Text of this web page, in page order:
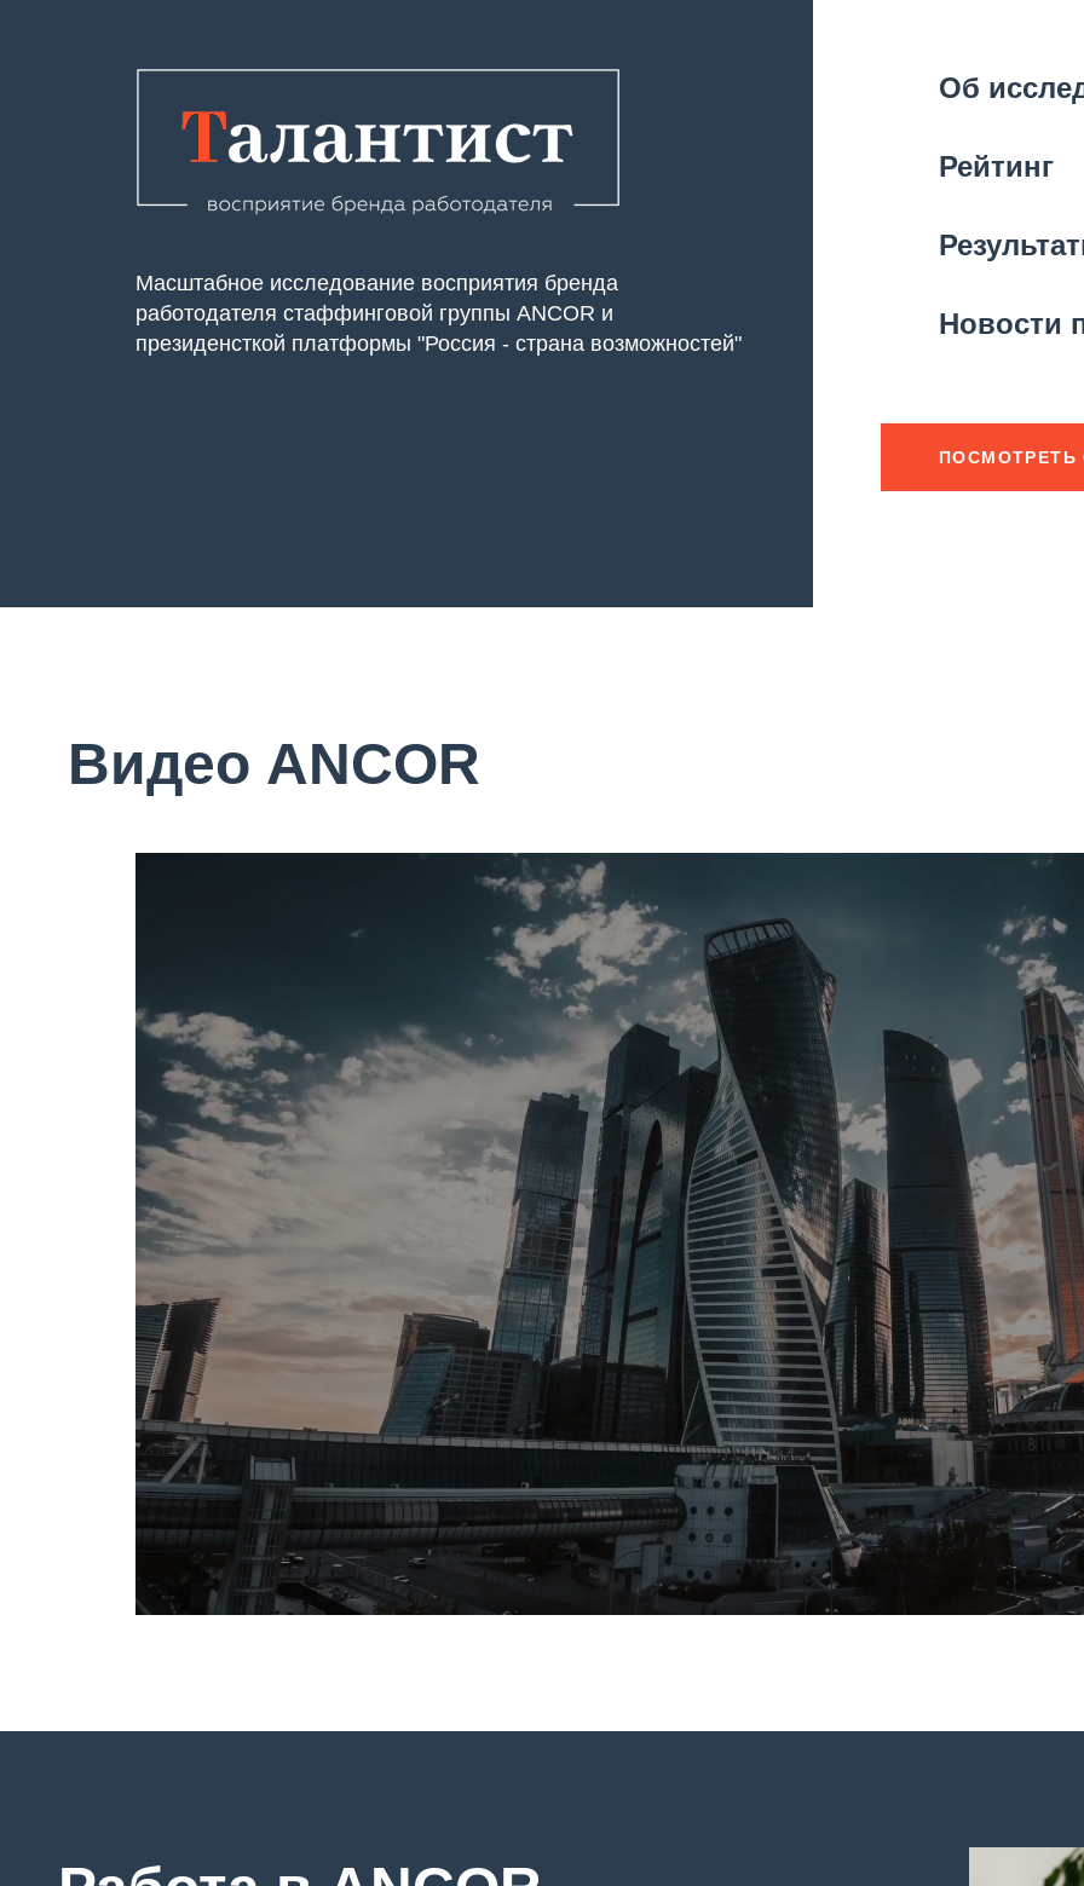
Масштабное исследование восприятия бренда
работодателя стаффинговой группы ANCOR и
президенсткой платформы "Россия - страна возможностей"
Об
Рейтинг
Новости
ПОСМОТРЕТЬ
Видео ANCOR